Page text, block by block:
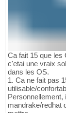
Ca fait 15 que les
c'etai une vraix
dans les OS.
1. Ca ne fait pas
utilisable/
mandrake/redhat